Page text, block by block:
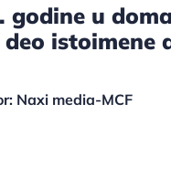
godine u
istoimene
Naxi media-MCF